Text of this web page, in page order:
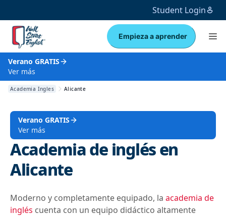
Student Login
Empieza a aprender
Verano GRATIS
Ver más
Academia Ingles Alicante
Verano GRATIS
Ver más
Academia de inglés en
Alicante
Moderno y completamente equipado, la academia de
inglés cuenta con un equipo didáctico altamente